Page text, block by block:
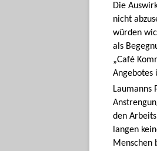
Die
nicht
würden
als
„Café
Angebotes
Laumanns
den
langen
Menschen